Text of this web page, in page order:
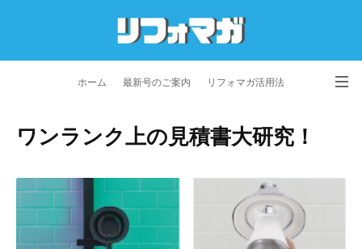
ホーム 最新号のご案内 リフォマガ活用法
お問い合わせ よくあるご質問 特定商取引法に基づく表記
ワンランク上の見積書大研究！